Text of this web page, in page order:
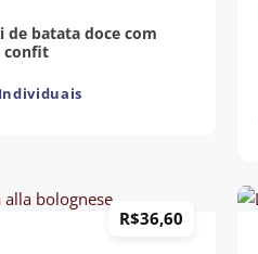
de batata doce com
confit
R$36,60